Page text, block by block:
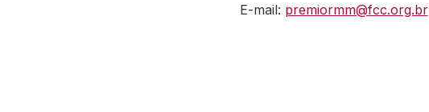
E-mail: premiormm@fcc.org.br